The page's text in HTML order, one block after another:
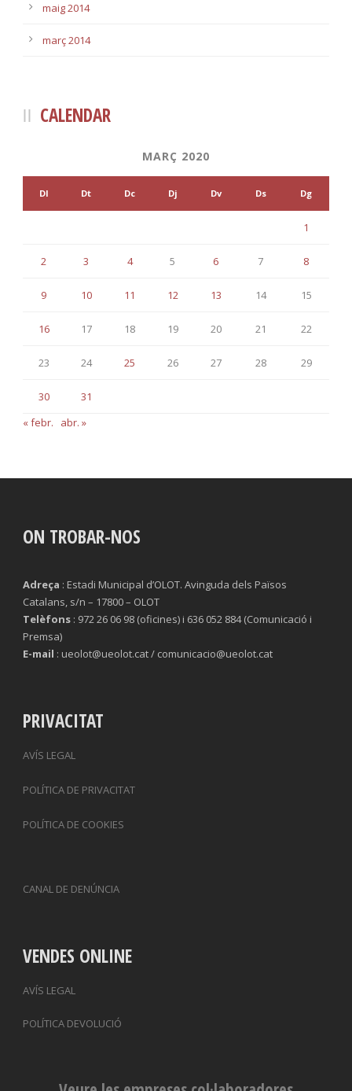
maig 2014
març 2014
CALENDAR
MARÇ 2020
Dl Dt Dc Dj Dv Ds Dg
1
2 3 4 5 6 7 8
9 10 11 12 13 14 15
16 17 18 19 20 21 22
23 24 25 26 27 28 29
30
31
« febr.
abr. »
ON TROBAR-NOS
Adreça : Estadi Municipal d’OLOT. Avinguda dels Països
Catalans, s/n – 17800 – OLOT
Telèfons : 972 26 06 98 (oficines) i 636 052 884 (Comunicació i
Premsa)
E-mail : ueolot@ueolot.cat / comunicacio@ueolot.cat
PRIVACITAT
AVÍS LEGAL
POLÍTICA DE PRIVACITAT
POLÍTICA DE COOKIES
CANAL DE DENÚNCIA
VENDES ONLINE
AVÍS LEGAL
POLÍTICA DEVOLUCIÓ